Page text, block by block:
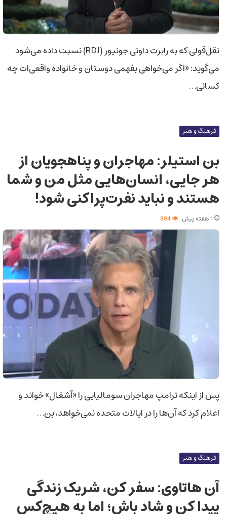
نقل‌قولی که به رابرت داونی جونیور (RDJ) نسبت داده می‌شود
می‌گوید: «اگر می‌خواهی بفهمی دوستان و خانواده واقعی‌ات چه
کسانی…
فرهنگ و هنر
بن استیلر: مهاجران و پناهجویان از
هر جایی، انسان‌هایی مثل من و شما
هستند و نباید نفرت‌پراکنی شود!
1 هفته پیش
پس از اینکه ترامپ مهاجران سومالیایی را «آشغال» خواند و
اعلام کرد که آن‌ها را در ایالات متحده نمی‌خواهد، بن…
فرهنگ و هنر
آن‌ هاتاوی: سفر کن، شریک زندگی
پیدا کن و شاد باش؛ اما به هیچ‌کس